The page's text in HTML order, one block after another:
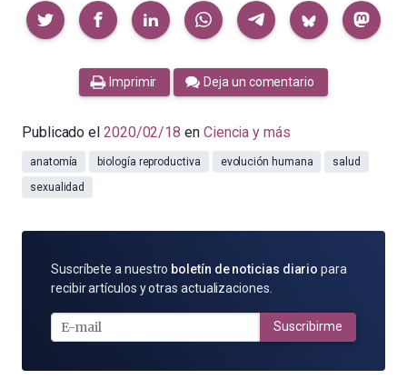
Compartir
Imprimir Deja un comentario
Publicado el 2020/02/18 en Ciencia y más
anatomía biología reproductiva evolución humana
salud
sexualidad
SUSCRÍBETE
POR
MAIL
Suscríbete a nuestro boletín de noticias diario para
recibir artículos y otras actualizaciones.
Suscribirme